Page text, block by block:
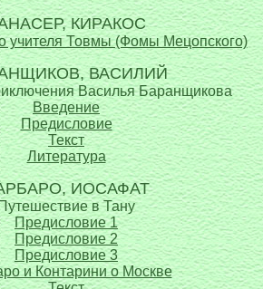
КИРАКОС
учителя Товмы (Фомы Мецопского)
ВАСИЛИЙ
Василья Баранщикова
Введение
Предисловие
Текст
Литература
ИОСАФАТ
в Тану
Предисловие 1
Предисловие 2
Предисловие 3
и Контарини о Москве